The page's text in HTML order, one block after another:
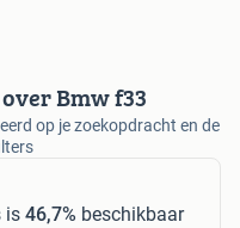
Bmw f33
op je zoekopdracht en de
is 46,7% beschikbaar